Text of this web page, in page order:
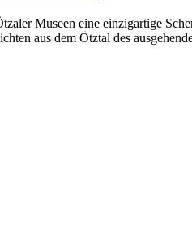
Museen eine einzigartige
aus dem Ötztal des